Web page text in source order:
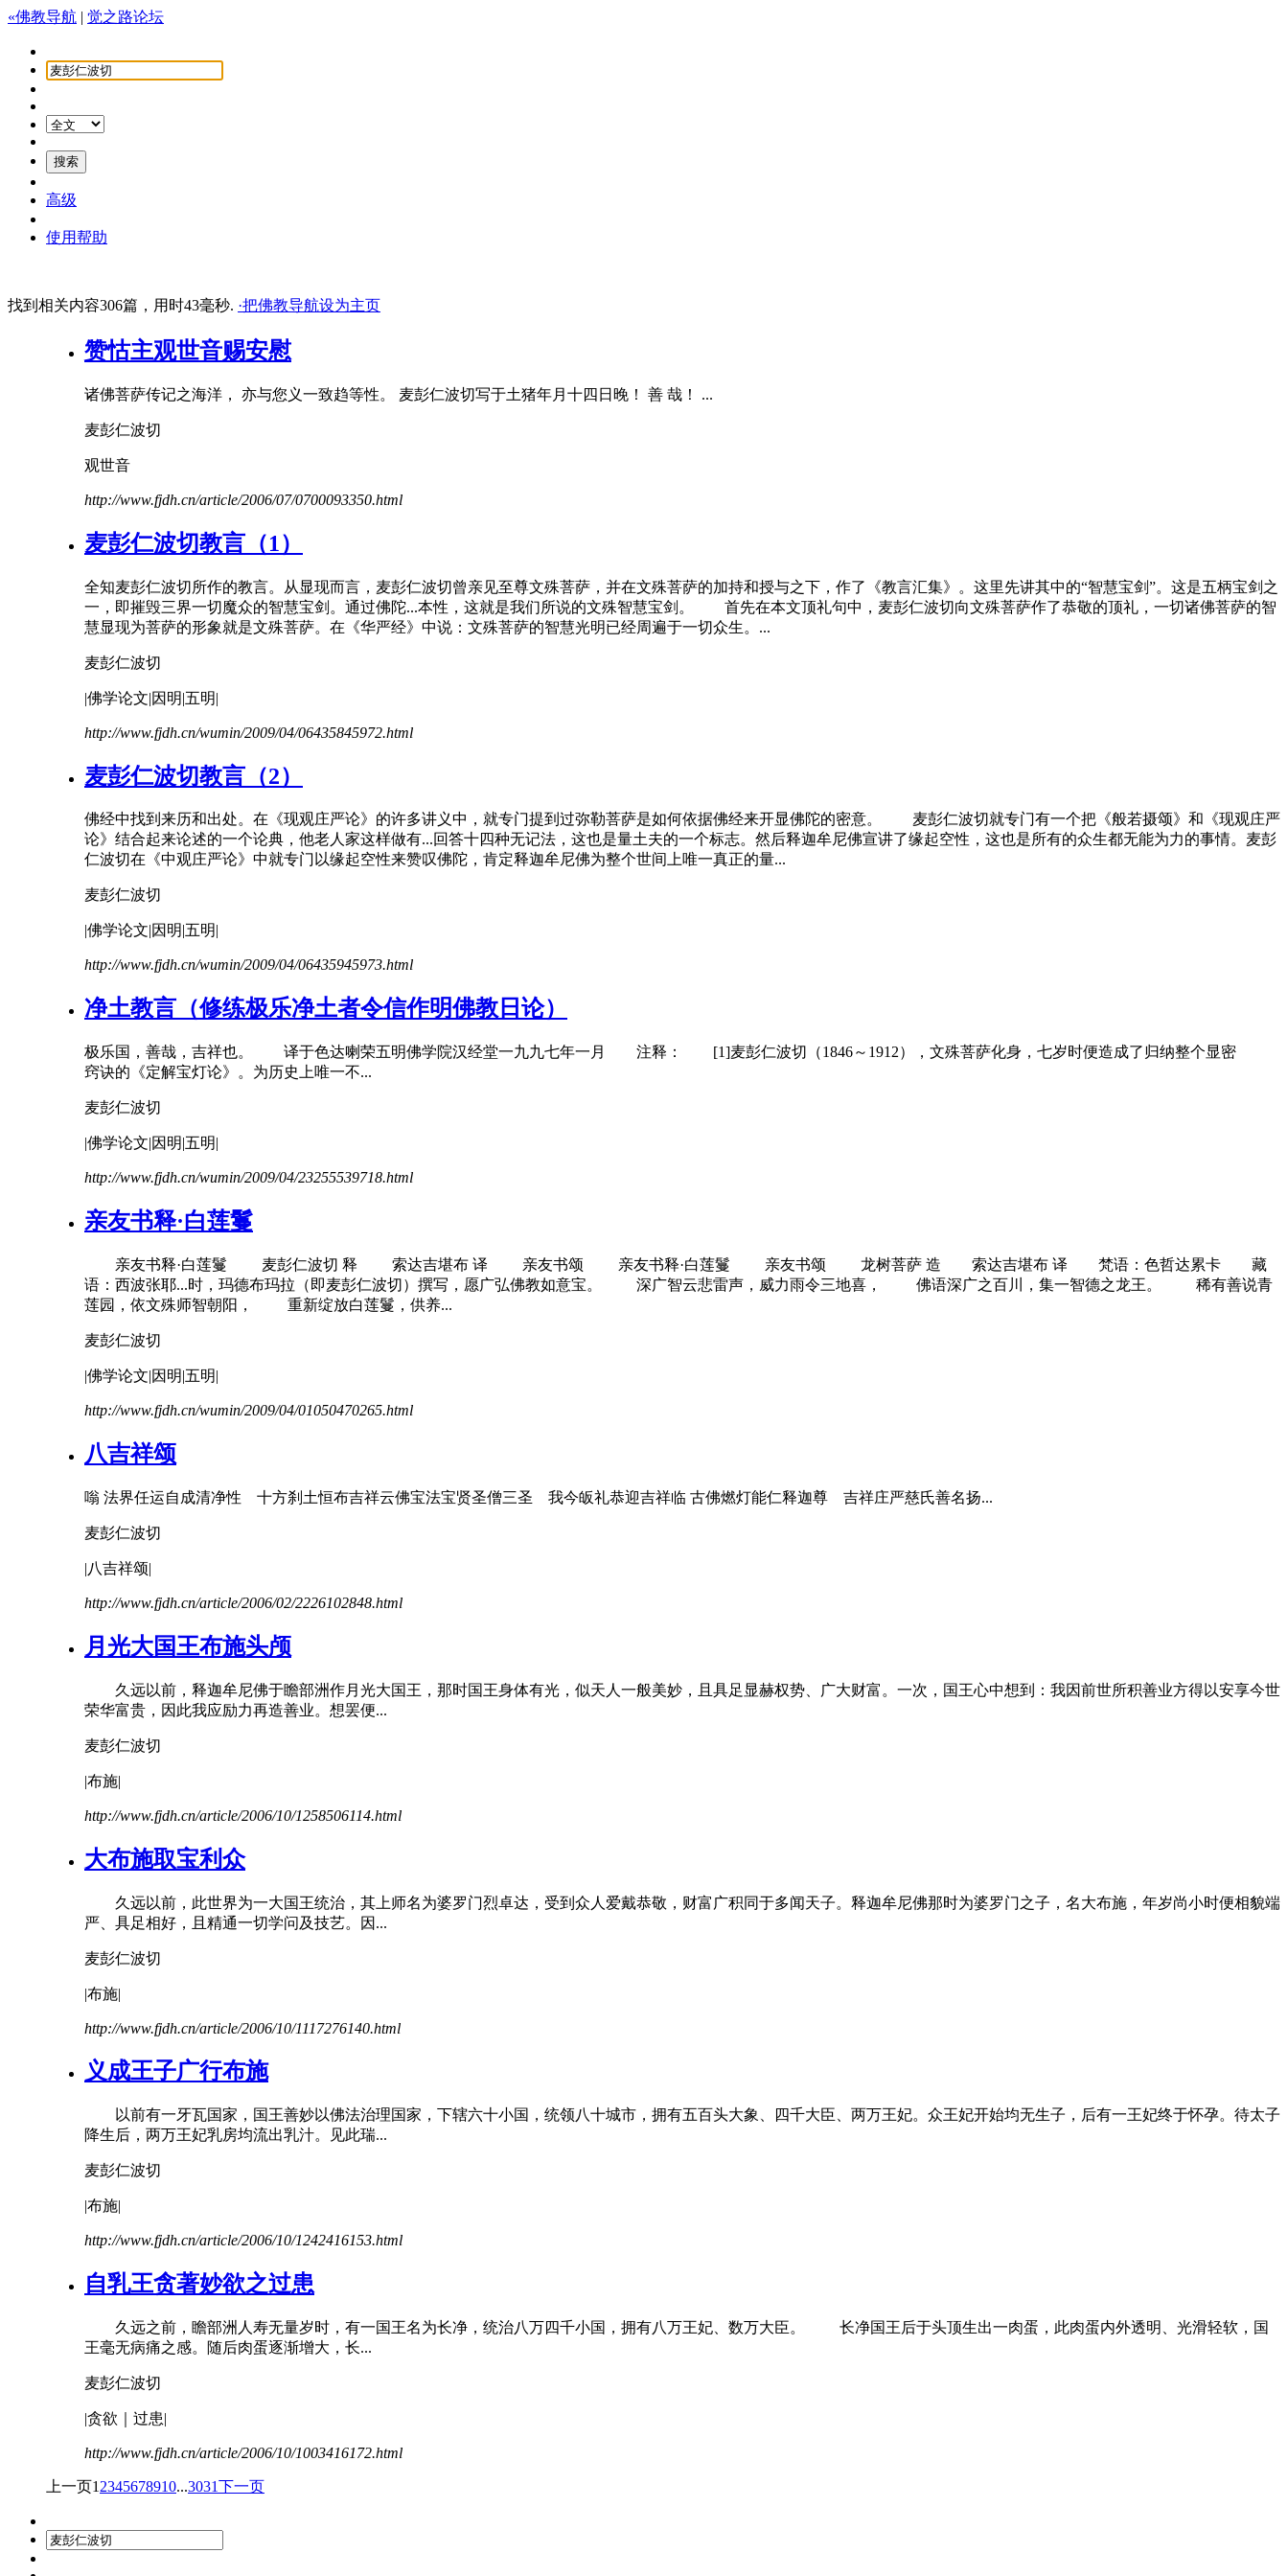
«佛教导航 | 觉之路论坛
高级
使用帮助
找到相关内容306篇，用时43毫秒. ·把佛教导航设为主页
赞怙主观世音赐安慰
诸佛菩萨传记之海洋， 亦与您义一致趋等性。 麦彭仁波切写于土猪年月十四日晚！ 善 哉！ ...
麦彭仁波切
观世音
http://www.fjdh.cn/article/2006/07/0700093350.html
麦彭仁波切教言（1）
全知麦彭仁波切所作的教言。从显现而言， 麦彭仁波切曾亲见至尊文殊菩萨，并在文殊菩萨的加持和授与之下，作了《教言汇集》。这里先讲其中的“智慧宝剑”。这是五柄宝剑之
一，即摧毁三界一切魔众的智慧宝剑。通过佛陀...本性，这就是我们所说的文殊智慧宝剑。 首先在本文顶礼句中， 麦彭仁波切向文殊菩萨作了恭敬的顶礼，一切诸佛菩萨的智
慧显现为菩萨的形象就是文殊菩萨。在《华严经》中说：文殊菩萨的智慧光明已经周遍于一切众生。...
麦彭仁波切
|佛学论文|因明|五明|
http://www.fjdh.cn/wumin/2009/04/06435845972.html
麦彭仁波切教言（2）
佛经中找到来历和出处。在《现观庄严论》的许多讲义中，就专门提到过弥勒菩萨是如何依据佛经来开显佛陀的密意。 麦彭仁波切就专门有一个把《般若摄颂》和《现观庄严
论》结合起来论述的一个论典，他老人家这样做有...回答十四种无记法，这也是量土夫的一个标志。然后释迦牟尼佛宣讲了缘起空性，这也是所有的众生都无能为力的事情。 麦彭
仁波切在《中观庄严论》中就专门以缘起空性来赞叹佛陀，肯定释迦牟尼佛为整个世间上唯一真正的量...
麦彭仁波切
|佛学论文|因明|五明|
http://www.fjdh.cn/wumin/2009/04/06435945973.html
净土教言（修练极乐净土者令信作明佛教日论）
极乐国，善哉，吉祥也。 译于色达喇荣五明佛学院汉经堂一九九七年一月 注释： [1]麦彭仁波切 （1846～1912），文殊菩萨化身，七岁时便造成了归纳整个显密
窍诀的《定解宝灯论》。为历史上唯一不...
麦彭仁波切
|佛学论文|因明|五明|
http://www.fjdh.cn/wumin/2009/04/23255539718.html
亲友书释·白莲鬘
亲友书释·白莲鬘 麦彭仁波切 释 索达吉堪布 译 亲友书颂 亲友书释·白莲鬘 亲友书颂 龙树菩萨 造 索达吉堪布 译 梵语：色哲达累卡 藏
语：西波张耶...时，玛德布玛拉（即麦彭仁波切）撰写，愿广弘佛教如意宝。 深广智云悲雷声，威力雨令三地喜， 佛语深广之百川，集一智德之龙王。 稀有善说青
莲园，依文殊师智朝阳， 重新绽放白莲鬘，供养...
麦彭仁波切
|佛学论文|因明|五明|
http://www.fjdh.cn/wumin/2009/04/01050470265.html
八吉祥颂
嗡 法界任运自成清净性 十方刹土恒布吉祥云佛宝法宝贤圣僧三圣 我今皈礼恭迎吉祥临 古佛燃灯能仁释迦尊 吉祥庄严慈氏善名扬...
麦彭仁波切
|八吉祥颂|
http://www.fjdh.cn/article/2006/02/2226102848.html
月光大国王布施头颅
久远以前，释迦牟尼佛于瞻部洲作月光大国王，那时国王身体有光，似天人一般美妙，且具足显赫权势、广大财富。一次，国王心中想到：我因前世所积善业方得以安享今世
荣华富贵，因此我应励力再造善业。想罢便...
麦彭仁波切
|布施|
http://www.fjdh.cn/article/2006/10/1258506114.html
大布施取宝利众
久远以前，此世界为一大国王统治，其上师名为婆罗门烈卓达，受到众人爱戴恭敬，财富广积同于多闻天子。释迦牟尼佛那时为婆罗门之子，名大布施，年岁尚小时便相貌端
严、具足相好，且精通一切学问及技艺。因...
麦彭仁波切
|布施|
http://www.fjdh.cn/article/2006/10/1117276140.html
义成王子广行布施
以前有一牙瓦国家，国王善妙以佛法治理国家，下辖六十小国，统领八十城市，拥有五百头大象、四千大臣、两万王妃。众王妃开始均无生子，后有一王妃终于怀孕。待太子
降生后，两万王妃乳房均流出乳汁。见此瑞...
麦彭仁波切
|布施|
http://www.fjdh.cn/article/2006/10/1242416153.html
自乳王贪著妙欲之过患
久远之前，瞻部洲人寿无量岁时，有一国王名为长净，统治八万四千小国，拥有八万王妃、数万大臣。 长净国王后于头顶生出一肉蛋，此肉蛋内外透明、光滑轻软，国
王毫无病痛之感。随后肉蛋逐渐增大，长...
麦彭仁波切
|贪欲｜过患|
http://www.fjdh.cn/article/2006/10/1003416172.html
上一页1 2345678910...3031下一页